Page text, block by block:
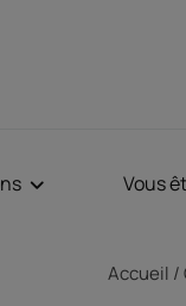
Vous
Accueil